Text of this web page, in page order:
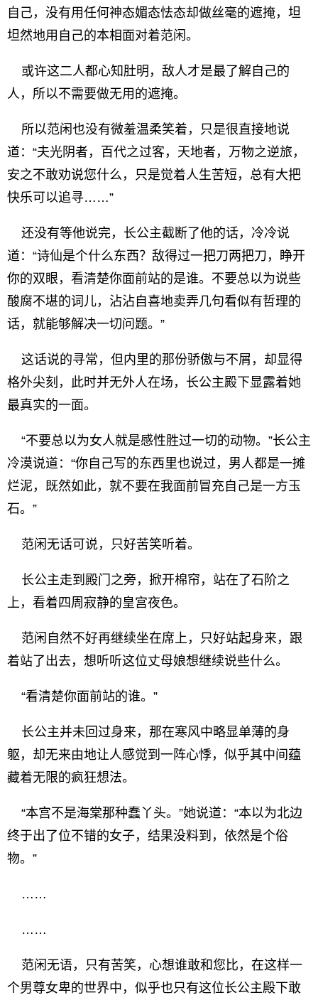
自己，没有用任何神态媚态怯态却做丝毫的遮掩，坦
坦然地用自己的本相面对着范闲。
或许这二人都心知肚明，敌人才是最了解自己的
人，所以不需要做无用的遮掩。
所以范闲也没有微羞温柔笑着，只是很直接地说
道：“夫光阴者，百代之过客，天地者，万物之逆旅，
安之不敢劝说您什么，只是觉着人生苦短，总有大把
快乐可以追寻……”
还没有等他说完，长公主截断了他的话，冷冷说
道：“诗仙是个什么东西？敌得过一把刀两把刀，睁开
你的双眼，看清楚你面前站的是谁。不要总以为说些
酸腐不堪的词儿，沾沾自喜地卖弄几句看似有哲理的
话，就能够解决一切问题。”
这话说的寻常，但内里的那份骄傲与不屑，却显得
格外尖刻，此时并无外人在场，长公主殿下显露着她
最真实的一面。
“不要总以为女人就是感性胜过一切的动物。”长公主
冷漠说道：“你自己写的东西里也说过，男人都是一摊
烂泥，既然如此，就不要在我面前冒充自己是一方玉
石。”
范闲无话可说，只好苦笑听着。
长公主走到殿门之旁，掀开棉帘，站在了石阶之
上，看着四周寂静的皇宫夜色。
范闲自然不好再继续坐在席上，只好站起身来，跟
着站了出去，想听听这位丈母娘想继续说些什么。
“看清楚你面前站的谁。”
长公主并未回过身来，那在寒风中略显单薄的身
躯，却无来由地让人感觉到一阵心悸，似乎其中间蕴
藏着无限的疯狂想法。
“本宫不是海棠那种蠢丫头。”她说道：“本以为北边
终于出了位不错的女子，结果没料到，依然是个俗
物。”
……
……
范闲无语，只有苦笑，心想谁敢和您比，在这样一
个男尊女卑的世界中，似乎也只有这位长公主殿下敢